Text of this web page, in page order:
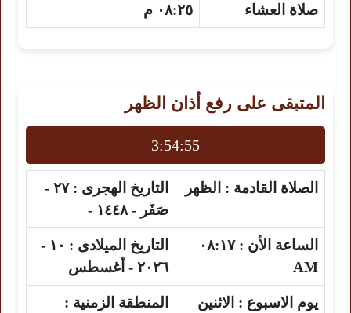
صلاة العشاء ٠٨:٢٥ م
المتبقى على رفع أذان الظهر
3:54:54
الصلاة القادمة : الظهر التاريخ الهجرى :
٢٧ -
صَفَر - ١٤٤٨ -
الساعة الأن : ٠٨:١٧
AM
التاريخ الميلادى :
١٠ -
٢٠٢٦ - أغسطس
يوم الاسبوع : الاثنين
المنطقة الزمنية :